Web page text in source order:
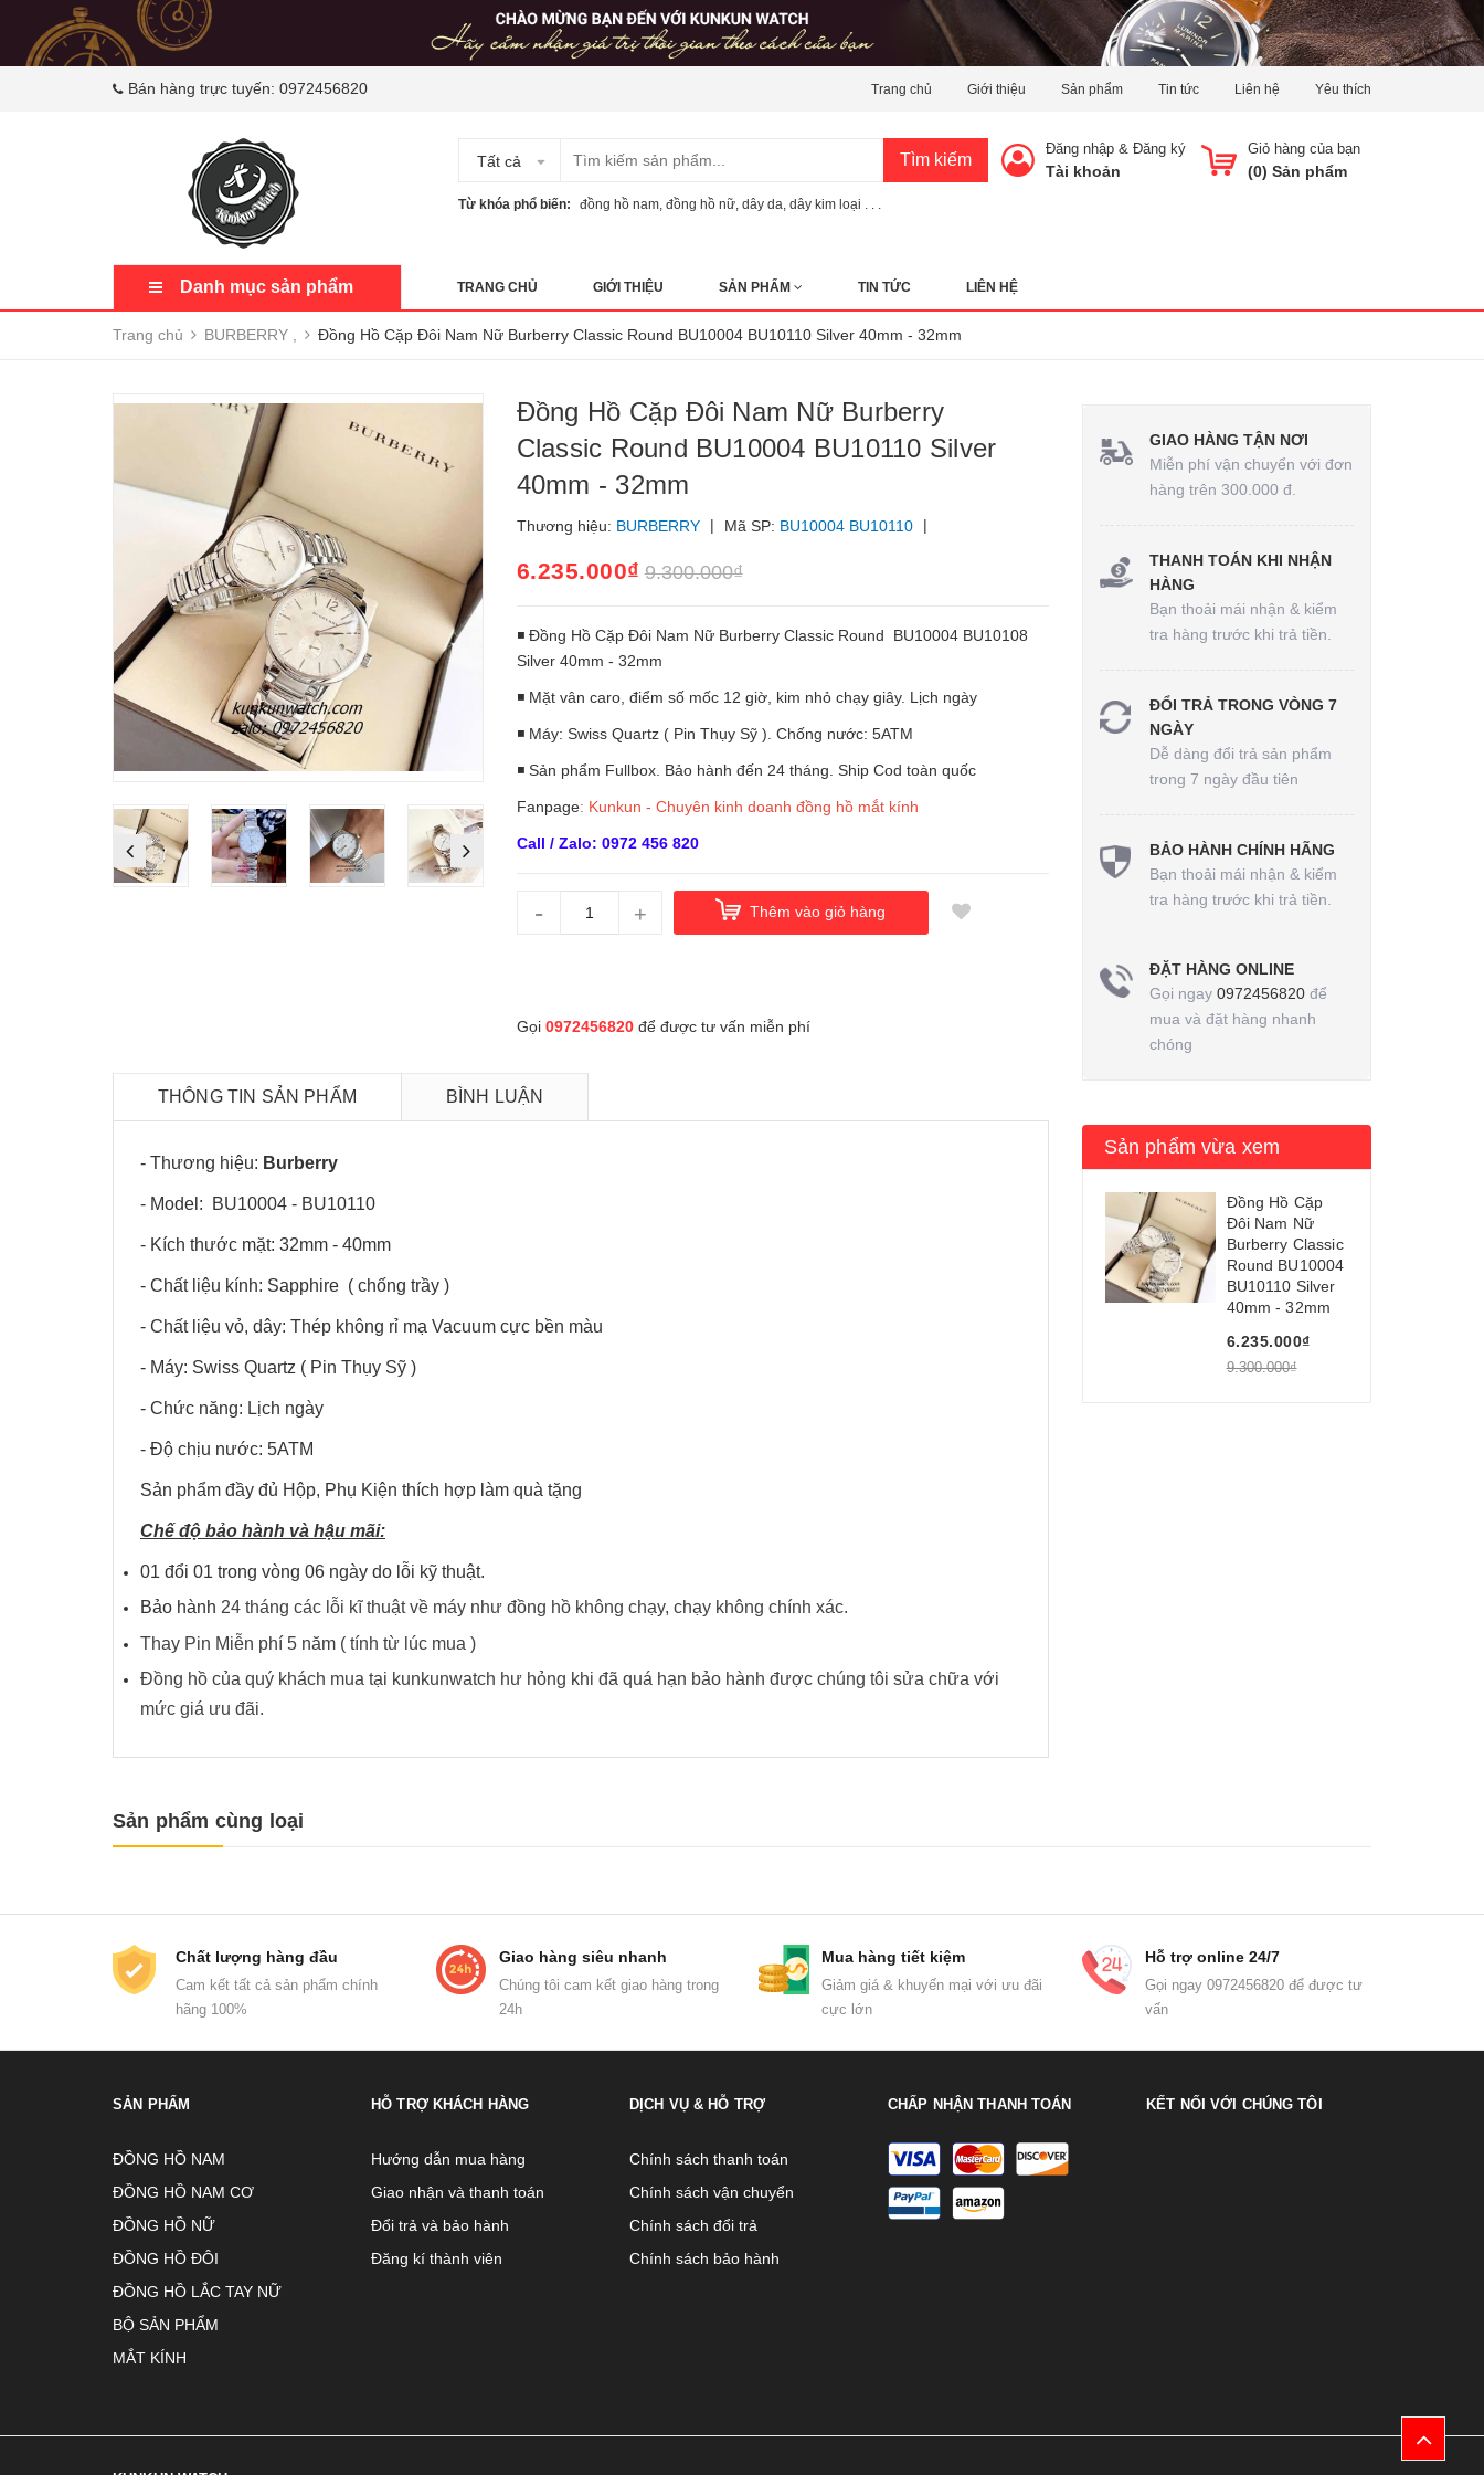
Bán hàng trực tuyến: 0972456820 Trang chủ Giới thiệu Sản phẩm Tin tức Liên hệ Yêu thích
Tất cả Tìm kiếm
Từ khóa phổ biến: đồng hồ nam đồng hồ nữ dây da dây kim loại . . .
Giỏ hàng của bạn
(0) Sản phẩm
Đăng nhập & Đăng ký
Tài khoản
Danh mục sản phẩm TRANG CHỦ GIỚI THIỆU SẢN PHẨM TIN TỨC LIÊN HỆ
Trang chủ BURBERRY , Đồng Hồ Cặp Đôi Nam Nữ Burberry Classic Round BU10004 BU10110 Silver 40mm - 32mm
Đồng Hồ Cặp Đôi Nam Nữ Burberry
Classic Round BU10004 BU10110 Silver
40mm - 32mm
Thương hiệu: BURBERRY | Mã SP: BU10004 BU10110 |
6.235.000₫ 9.300.000₫
◾ Đồng Hồ Cặp Đôi Nam Nữ Burberry Classic Round BU10004 BU10108
Silver 40mm - 32mm
◾ Mặt vân caro, điểm số mốc 12 giờ, kim nhỏ chạy giây. Lịch ngày
◾ Máy: Swiss Quartz ( Pin Thụy Sỹ ). Chống nước: 5ATM
◾ Sản phẩm Fullbox. Bảo hành đến 24 tháng. Ship Cod toàn quốc
Fanpage: Kunkun - Chuyên kinh doanh đồng hồ mắt kính
Call / Zalo: 0972 456 820
- + Thêm vào giỏ hàng
Gọi 0972456820để được tư vấn miễn phí
THÔNG TIN SẢN PHẨM BÌNH LUẬN
- Thương hiệu: Burberry
- Model: BU10004 - BU10110
- Kích thước mặt: 32mm - 40mm
- Chất liệu kính: Sapphire ( chống trầy )
- Chất liệu vỏ, dây: Thép không rỉ mạ Vacuum cực bền màu
- Máy: Swiss Quartz ( Pin Thụy Sỹ )
- Chức năng: Lịch ngày
- Độ chịu nước: 5ATM
Sản phẩm đầy đủ Hộp, Phụ Kiện thích hợp làm quà tặng
Chế độ bảo hành và hậu mãi:
01 đổi 01 trong vòng 06 ngày do lỗi kỹ thuật.
Bảo hành 24 tháng các lỗi kĩ thuật về máy như đồng hồ không chạy, chạy không chính xác.
Thay Pin Miễn phí 5 năm ( tính từ lúc mua )
Đồng hồ của quý khách mua tại kunkunwatch hư hỏng khi đã quá hạn bảo hành được chúng tôi sửa chữa với
mức giá ưu đãi.
GIAO HÀNG TẬN NƠI
Miễn phí vận chuyển với đơn
hàng trên 300.000 đ.
THANH TOÁN KHI NHẬN
HÀNG
Bạn thoải mái nhận & kiểm
tra hàng trước khi trả tiền.
ĐỔI TRẢ TRONG VÒNG 7
NGÀY
Dễ dàng đổi trả sản phẩm
trong 7 ngày đầu tiên
BẢO HÀNH CHÍNH HÃNG
Bạn thoải mái nhận & kiểm
tra hàng trước khi trả tiền.
ĐẶT HÀNG ONLINE
Gọi ngay 0972456820để
mua và đặt hàng nhanh
chóng
Sản phẩm vừa xem
Đồng Hồ Cặp
Đôi Nam Nữ
Burberry Classic
Round BU10004
BU10110 Silver
40mm - 32mm
6.235.000₫
9.300.000₫
Sản phẩm cùng loại
Chất lượng hàng đầu
Cam kết tất cả sản phẩm chính
hãng 100%
Giao hàng siêu nhanh
Chúng tôi cam kết giao hàng trong
24h
Mua hàng tiết kiệm
Giảm giá & khuyến mại với ưu đãi
cực lớn
Hỗ trợ online 24/7
Gọi ngay 0972456820 để được tư
vấn
SẢN PHẨM
ĐỒNG HỒ NAM
ĐỒNG HỒ NAM CƠ
ĐỒNG HỒ NỮ
ĐỒNG HỒ ĐÔI
ĐỒNG HỒ LẮC TAY NỮ
BỘ SẢN PHẨM
MẮT KÍNH
HỖ TRỢ KHÁCH HÀNG
Hướng dẫn mua hàng
Giao nhận và thanh toán
Đổi trả và bảo hành
Đăng kí thành viên
DỊCH VỤ & HỖ TRỢ
Chính sách thanh toán
Chính sách vận chuyển
Chính sách đổi trả
Chính sách bảo hành
CHẤP NHẬN THANH TOÁN KẾT NỐI VỚI CHÚNG TÔI